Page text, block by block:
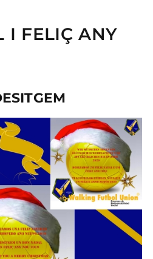
I FELIÇ ANY